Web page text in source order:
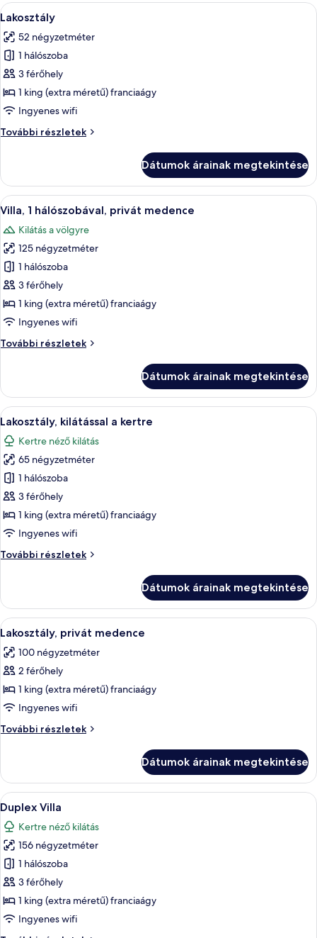
A
következő
szoba
összes
képének
megtekintése:
Lakosztály
Egy tágas hálószoba, melyben egy
9
Lakosztály
52 négyzetméter
1 hálószoba
3 férőhely
1 king (extra méretű) franciaágy
Ingyenes wifi
További részletek
Lakosztály
Dátumok árainak megtekintése
A
következő
szoba
összes
képének
megtekintése:
Villa,
1
hálószobával,
privát
Egy hálószoba baldachinos ággyal,
12
Villa, 1 hálószobával, privát medence
Kilátás a völgyre
125 négyzetméter
1 hálószoba
3 férőhely
1 king (extra méretű) franciaágy
Ingyenes wifi
További részletek
Villa,
medence
további
részletei
Dátumok árainak megtekintése
A
következő
szoba
összes
képének
megtekintése:
Lakosztály,
kilátással
kertre
Egy tágas hálószoba, melyben egy
8
Lakosztály, kilátással a kertre
Kertre néző kilátás
65 négyzetméter
1 hálószoba
3 férőhely
1 king (extra méretű) franciaágy
Ingyenes wifi
További részletek
Lakosztály,
további
részletei
Dátumok árainak megtekintése
A
következő
szoba
összes
képének
megtekintése:
Lakosztály,
privát
Egy hálószoba baldachinos ággyal,
9
Lakosztály, privát medence
100 négyzetméter
2 férőhely
1 king (extra méretű) franciaágy
Ingyenes wifi
További részletek
Lakosztály,
részletei
Dátumok árainak megtekintése
A
következő
szoba
összes
képének
megtekintése:
Duplex
Villa
Egy szoba, amelyben ágy, íróasztal
11
Duplex Villa
Kertre néző kilátás
156 négyzetméter
1 hálószoba
3 férőhely
1 king (extra méretű) franciaágy
Ingyenes wifi